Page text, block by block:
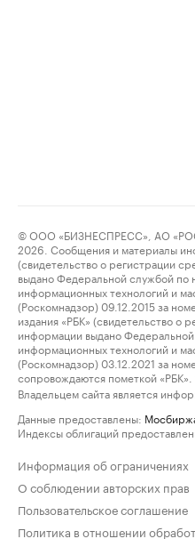
© ООО «БИЗНЕСПРЕСС», АО
2026. Сообщения и материалы
(свидетельство о регистрации
выдано Федеральной службой по
информационных технологий и
(Роскомнадзор) 09.12.2015 за
издания «РБК» (свидетельство о
информации выдано
информационных технологий и
(Роскомнадзор) 03.12.2021 за
сопровождаются пометкой «РБК».
Владельцем сайта является
Данные предоставлены:
Индексы облигаций
Информация об ограничениях
О соблюдении авторских прав
Пользовательское соглашение
Политика в отношении